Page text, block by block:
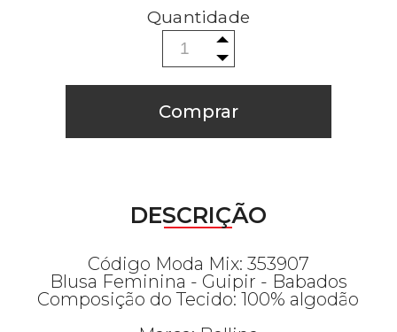
Comprar
DESCRIÇÃO
Código Moda Mix: 353907
Blusa Feminina - Guipir - Babados
Composição do Tecido: 100% algodão